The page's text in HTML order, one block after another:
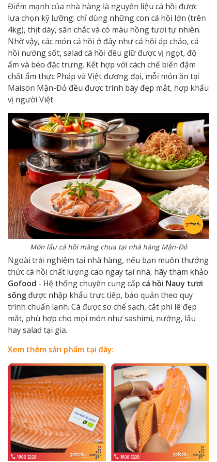
Điểm mạnh của nhà hàng là nguyên liệu cá hồi được
lựa chọn kỹ lưỡng: chỉ dùng những con cá hồi lớn (trên
4kg), thịt dày, săn chắc và có màu hồng tươi tự nhiên.
Nhờ vậy, các món cá hồi ở đây như cá hồi áp chảo, cá
hồi nướng sốt, salad cá hồi đều giữ được vị ngọt, độ
ẩm và béo đặc trưng. Kết hợp với cách chế biến đậm
chất ẩm thực Pháp và Việt đương đại, mỗi món ăn tại
Maison Mận-Đỏ đều được trình bày đẹp mắt, hợp khẩu
vị người Việt.
Món lẩu cá hồi măng chua tại nhà hàng Mận-Đỏ
Ngoài trải nghiệm tại nhà hàng, nếu bạn muốn thưởng
thức cá hồi chất lượng cao ngay tại nhà, hãy tham khảo
Gofood - Hệ thống chuyên cung cấp cá hồi Nauy tươi
sống được nhập khẩu trực tiếp, bảo quản theo quy
trình chuẩn lạnh. Cá được sơ chế sạch, cắt phi lê đẹp
mắt, phù hợp cho mọi món như sashimi, nướng, lẩu
hay salad tại gia.
Xem thêm sản phẩm tại đây: